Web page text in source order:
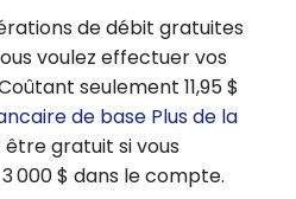
de débit gratuites
voulez effectuer vos
seulement 11,95 $
de base Plus de la
gratuit si vous
000 $ dans le compte.